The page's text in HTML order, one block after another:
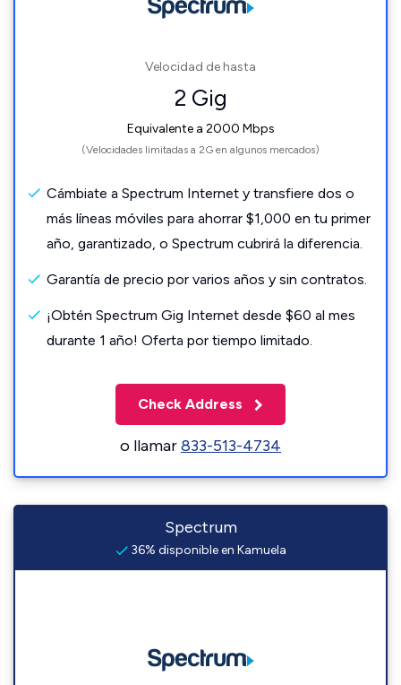
Velocidad de hasta
2 Gig
Equivalente a 2000 Mbps
(Velocidades limitadas a 2G en algunos mercados)
Cámbiate a Spectrum Internet y transfiere dos o
más líneas móviles para ahorrar $1,000 en tu primer
año, garantizado, o Spectrum cubrirá la diferencia.
Garantía de precio por varios años y sin contratos.
¡Obtén Spectrum Gig Internet desde $60 al mes
durante 1 año! Oferta por tiempo limitado.
Check Address
o llamar833-513-4734
Spectrum
36% disponible en Kamuela